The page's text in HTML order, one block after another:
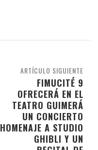
ARTÍCULO SIGUIENTE
FIMUCITÉ 9
OFRECERÁ EN EL
TEATRO GUIMERÁ
UN CONCIERTO
HOMENAJE A STUDIO
GHIBLI Y UN